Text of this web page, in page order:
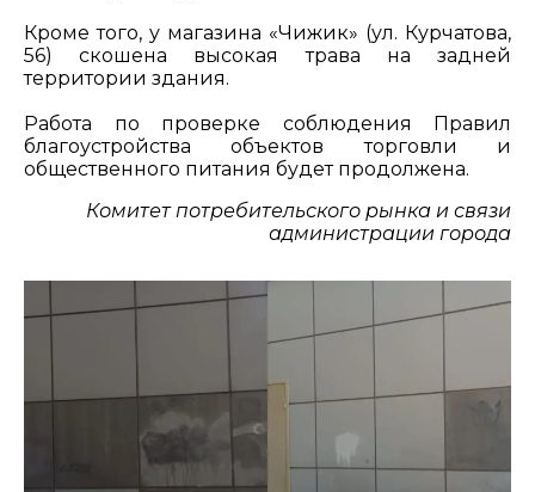
Кроме того, у магазина «Чижик» (ул. Курчатова,
56) скошена высокая трава на задней
территории здания.
Работа по проверке соблюдения Правил
благоустройства объектов торговли и
общественного питания будет продолжена.
Комитет потребительского рынка и связи
администрации города